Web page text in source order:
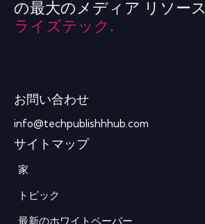
の最大のメディア リソース
ライズテック.
お問い合わせ
info@techpublishhhub.com
サイトマップ
家
トピック